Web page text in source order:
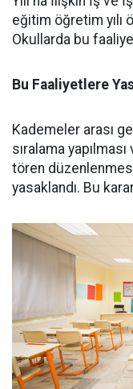
eğitim öğretim yılı
Okullarda bu
Bu Faaliyetlere
Kademeler arası
sıralama
tören
yasaklandı. Bu